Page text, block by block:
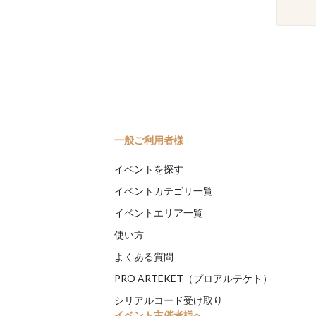
一般ご利用者様
イベントを探す
イベントカテゴリ一覧
イベントエリア一覧
使い方
よくある質問
PRO ARTEKET（プロアルテケト）
シリアルコード受け取り